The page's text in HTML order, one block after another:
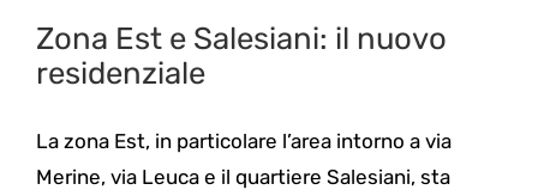
Zona Est e Salesiani: il nuovo
residenziale
La zona Est, in particolare l’area intorno a via
Merine, via Leuca e il quartiere Salesiani, sta